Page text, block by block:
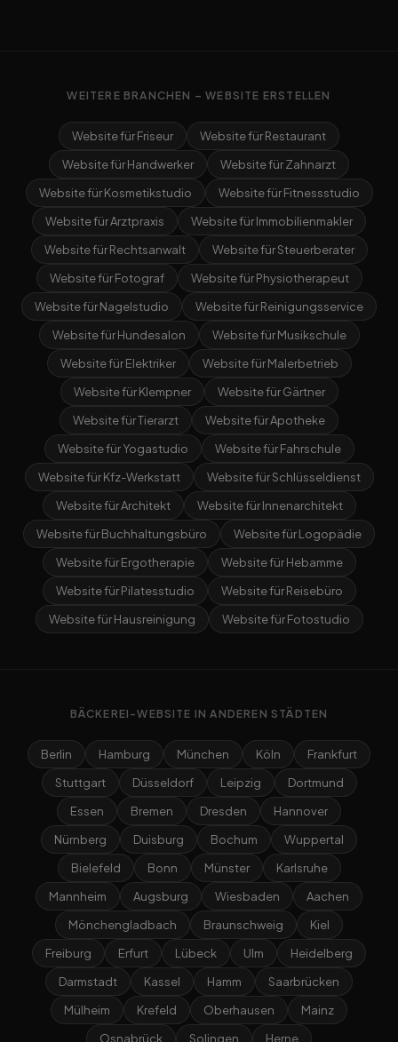
WEITERE BRANCHEN – WEBSITE ERSTELLEN
Website für Friseur
Website für Restaurant
Website für Handwerker
Website für Zahnarzt
Website für Kosmetikstudio
Website für Fitnessstudio
Website für Arztpraxis
Website für Immobilienmakler
Website für Rechtsanwalt
Website für Steuerberater
Website für Fotograf
Website für Physiotherapeut
Website für Nagelstudio
Website für Reinigungsservice
Website für Hundesalon
Website für Musikschule
Website für Elektriker
Website für Malerbetrieb
Website für Klempner
Website für Gärtner
Website für Tierarzt
Website für Apotheke
Website für Yogastudio
Website für Fahrschule
Website für Kfz-Werkstatt
Website für Schlüsseldienst
Website für Architekt
Website für Innenarchitekt
Website für Buchhaltungsbüro
Website für Logopädie
Website für Ergotherapie
Website für Hebamme
Website für Pilatesstudio
Website für Reisebüro
Website für Hausreinigung
Website für Fotostudio
BÄCKEREI-WEBSITE IN ANDEREN STÄDTEN
Berlin Hamburg München Köln
Frankfurt
Stuttgart
Düsseldorf Leipzig
Dortmund
Essen
Bremen Dresden
Hannover
Nürnberg
Duisburg Bochum
Wuppertal
Bielefeld
Bonn Münster
Karlsruhe
Mannheim
Augsburg Wiesbaden
Aachen
Mönchengladbach
Braunschweig
Kiel
Freiburg
Erfurt Lübeck Ulm
Heidelberg
Darmstadt
Kassel Hamm
Saarbrücken
Mülheim
Krefeld Oberhausen
Mainz
Osnabrück
Solingen Herne